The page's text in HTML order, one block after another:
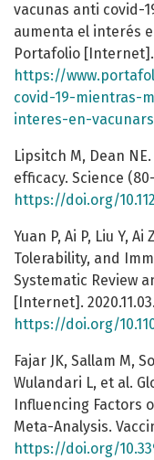
vacunas anti covid-
aumenta el interés
Portafolio
https://
covid-19-mientras-
interes-en-
Lipsitch M, Dean
efficacy. Science
https://doi.org/
Yuan P, Ai P, Liu Y,
Tolerability, and
Systematic Review
[Internet].
https://doi.org/
Fajar JK, Sallam M,
Wulandari L, et al.
Influencing Factors
Meta-Analysis.
https://doi.org/